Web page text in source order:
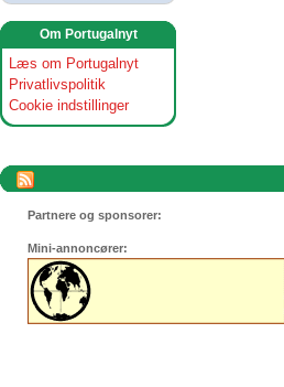
Om Portugalnyt
Læs om Portugalnyt
Privatlivspolitik
Cookie indstillinger
Partnere og sponsorer:
Mini-annoncører: